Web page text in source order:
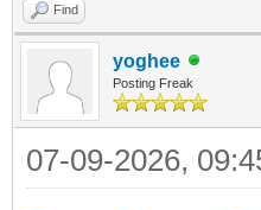
Find
yoghee
Posting Freak
07-09-2026,